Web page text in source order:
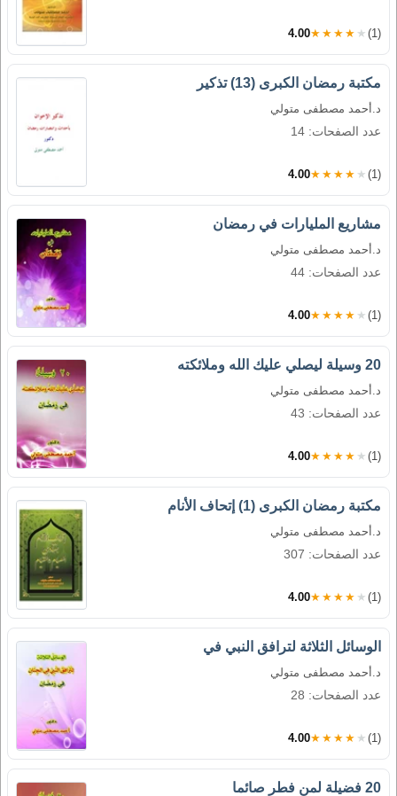
4.00★★★★★ (1)
مكتبة رمضان الكبرى (13) تذكير
د.أحمد مصطفى متولي
عدد الصفحات: 14
4.00★★★★★ (1)
مشاريع المليارات في رمضان
د.أحمد مصطفى متولي
عدد الصفحات: 44
4.00★★★★★ (1)
20 وسيلة ليصلي عليك الله وملائكته
د.أحمد مصطفى متولي
عدد الصفحات: 43
4.00★★★★★ (1)
مكتبة رمضان الكبرى (1) إتحاف الأنام
د.أحمد مصطفى متولي
عدد الصفحات: 307
4.00★★★★★ (1)
الوسائل الثلاثة لترافق النبي في
د.أحمد مصطفى متولي
عدد الصفحات: 28
4.00★★★★★ (1)
20 فضيلة لمن فطر صائما